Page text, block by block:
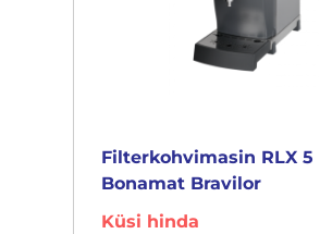
Filterkohvimasin RLX 5
Bonamat Bravilor
Küsi hinda